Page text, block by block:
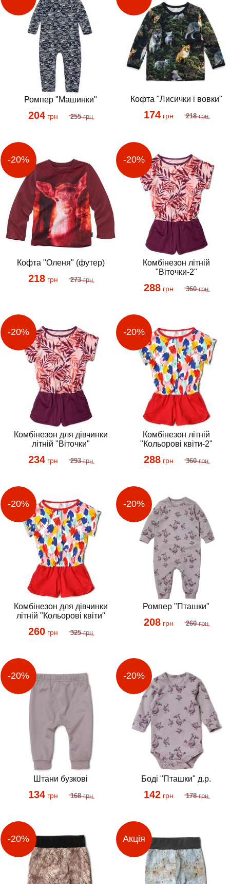
Ромпер "Машинки"
204 грн 255грн
Кофта "Лисички і вовки"
174 грн 218грн
Кофта "Оленя" (футер)
218 грн 273грн
Комбінезон літній
"Віточки-2"
288 грн 360грн
Комбінезон для дівчинки
літній "Віточки"
234 грн 293грн
Комбінезон літній
"Кольорові квіти-2"
288 грн 360грн
Комбінезон для дівчинки
літній "Кольорові квіти"
260 грн 325грн
Ромпер "Пташки"
208 грн 260грн
Штани бузкові
134 грн 168грн
Боді "Пташки" д.р.
142 грн 178грн